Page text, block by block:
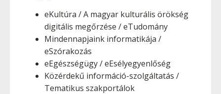
eKultúra / A magyar kulturális örökség
digitális megőrzése / eTudomány
Mindennapjaink informatikája /
eSzórakozás
eEgészségügy / eEsélyegyenlőség
Közérdekű információ-szolgáltatás /
Tematikus szakportálok